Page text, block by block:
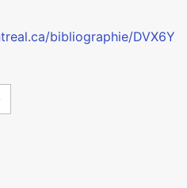
bibliographie/DVX6Y